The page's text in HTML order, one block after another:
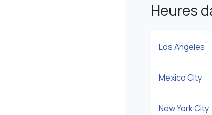
Heures
Los Angeles
Mexico City
New York City